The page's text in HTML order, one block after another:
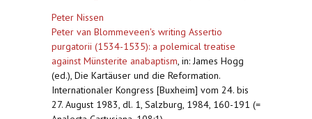
Peter Nissen
Peter van Blommeveen's writing Assertio
purgatorii (1534-1535): a polemical treatise
against Münsterite anabaptism, in: James Hogg
(ed.), Die Kartäuser und die Reformation.
Internationaler Kongress [Buxheim] vom 24. bis
27. August 1983, dl. 1, Salzburg, 1984, 160-191 (=